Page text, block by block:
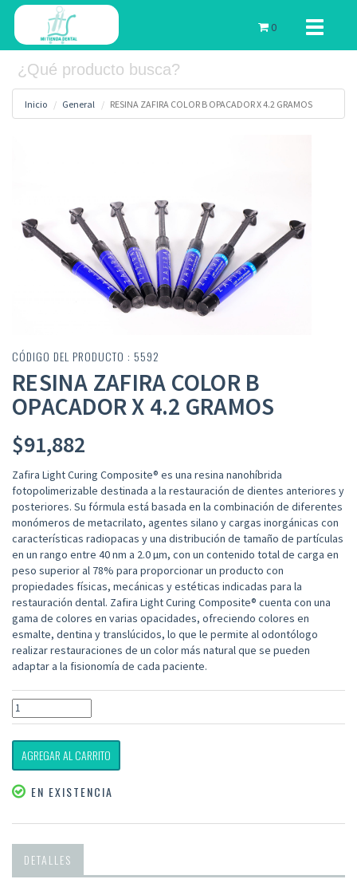
Toggle
0
Inicio General RESINA ZAFIRA COLOR B OPACADOR X 4.2 GRAMOS
CÓDIGO DEL PRODUCTO : 5592
RESINA ZAFIRA COLOR B
OPACADOR X 4.2 GRAMOS
$91,882
Zafira Light Curing Composite® es una resina nanohíbrida
fotopolimerizable destinada a la restauración de dientes anteriores y
posteriores. Su fórmula está basada en la combinación de diferentes
monómeros de metacrilato, agentes silano y cargas inorgánicas con
características radiopacas y una distribución de tamaño de partículas
en un rango entre 40 nm a 2.0 µm, con un contenido total de carga en
peso superior al 78% para proporcionar un producto con
propiedades físicas, mecánicas y estéticas indicadas para la
restauración dental. Zafira Light Curing Composite® cuenta con una
gama de colores en varias opacidades, ofreciendo colores en
esmalte, dentina y translúcidos, lo que le permite al odontólogo
realizar restauraciones de un color más natural que se pueden
adaptar a la fisionomía de cada paciente.
AGREGAR AL CARRITO
EN EXISTENCIA
DETALLES